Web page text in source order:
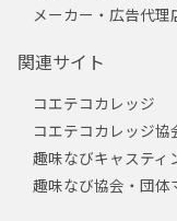
メーカー・広告代理
関連サイト
コエテコカレッジ
コエテコカレッジ協
趣味なびキャスティ
趣味なび協会・団体